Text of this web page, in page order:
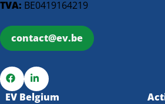
TVA: BE0419164219
contact@ev.be
Go
Go
EV Belgium